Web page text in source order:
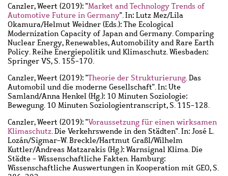
Canzler, Weert (2019): "Market and Technology Trends of
Automotive Future in Germany". In: Lutz Mez/Lila
Okamura/Helmut Weidner (Eds.): The Ecological
Modernization Capacity of Japan and Germany. Comparing
Nuclear Energy, Renewables, Automobility and Rare Earth
Policy. Reihe Energiepolitik und Klimaschutz. Wiesbaden:
Springer VS, S. 155-170.
Canzler, Weert (2019): "Theorie der Strukturierung. Das
Automobil und die moderne Gesellschaft". In: Ute
Samland/Anna Henkel (Hg.): 10 Minuten Soziologie:
Bewegung. 10 Minuten Soziologientranscript, S. 115-128.
Canzler, Weert (2019): "Voraussetzung für einen wirksamen
Klimaschutz. Die Verkehrswende in den Städten". In: José L.
Lozán/Sigmar-W. Breckle/Hartmut Graßl/Wilhelm
Kuttler/Andreas Matzarakis (Hg.): Warnsignal Klima. Die
Städte - Wissenschaftliche Fakten. Hamburg:
Wissenschaftliche Auswertungen in Kooperation mit GEO, S.